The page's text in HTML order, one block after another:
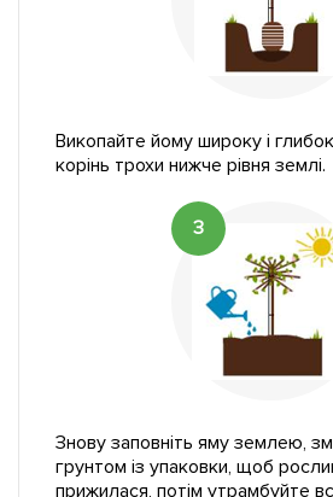
Викопайте йому широку і
корінь трохи нижче рівня землі.
3
Знову заповніть яму землею,
грунтом із упаковки, щоб
прижилася, потім утрамбуйте